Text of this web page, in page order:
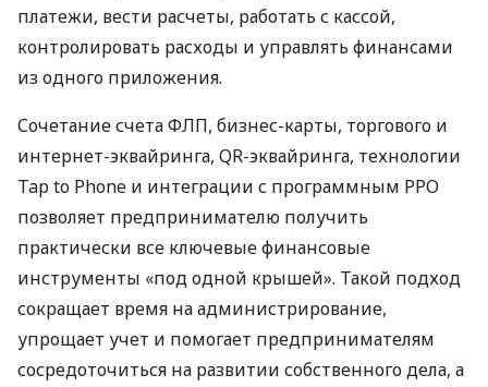
платежи, вести расчеты, работать с кассой,
контролировать расходы и управлять финансами
из одного приложения.
Сочетание счета ФЛП, бизнес-карты, торгового и
интернет-эквайринга, QR-эквайринга, технологии
Tap to Phone и интеграции с программным РРО
позволяет предпринимателю получить
практически все ключевые финансовые
инструменты «под одной крышей». Такой подход
сокращает время на администрирование,
упрощает учет и помогает предпринимателям
сосредоточиться на развитии собственного дела, а